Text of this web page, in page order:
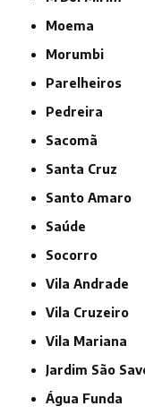
Moema
Morumbi
Parelheiros
Pedreira
Sacomã
Santa Cruz
Santo Amaro
Saúde
Socorro
Vila Andrade
Vila Cruzeiro
Vila Mariana
jardim São
Água Funda